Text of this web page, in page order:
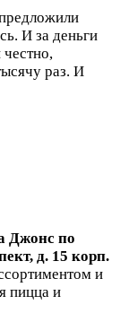
И за деньги
раз. И
Джонс по
д. 15 корп.
и
пицца и